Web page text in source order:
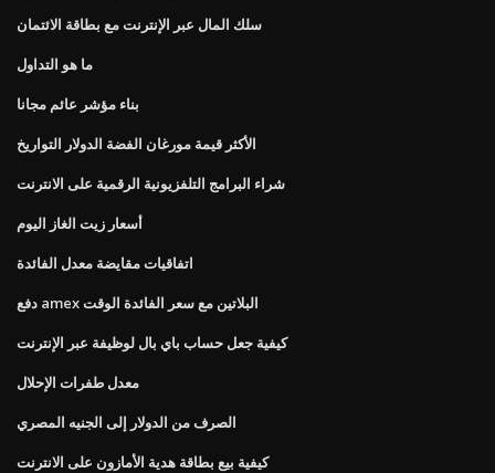
سلك المال عبر الإنترنت مع بطاقة الائتمان
ما هو التداول
بناء مؤشر عائم مجانا
الأكثر قيمة مورغان الفضة الدولار التواريخ
شراء البرامج التلفزيونية الرقمية على الانترنت
أسعار زيت الغاز اليوم
اتفاقيات مقايضة معدل الفائدة
دفع amex البلاتين مع سعر الفائدة الوقت
كيفية جعل حساب باي بال لوظيفة عبر الإنترنت
معدل طفرات الإحلال
الصرف من الدولار إلى الجنيه المصري
كيفية بيع بطاقة هدية الأمازون على الانترنت